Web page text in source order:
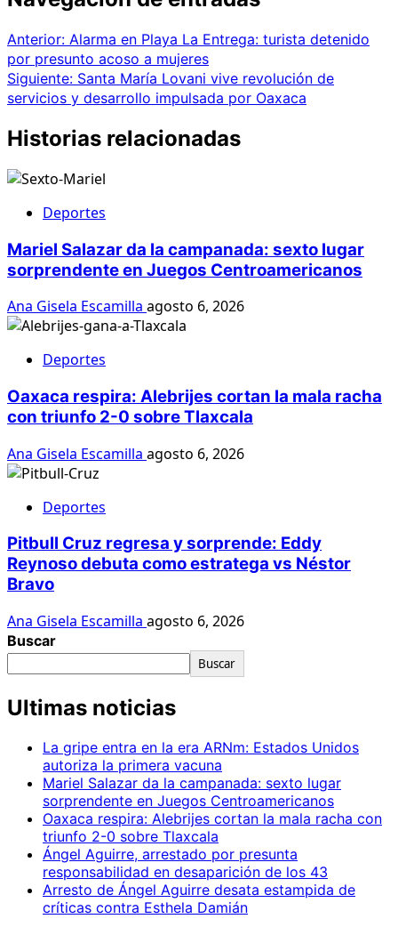
Anterior: Alarma en Playa La Entrega: turista detenido
por presunto acoso a mujeres
Siguiente: Santa María Lovani vive revolución de
servicios y desarrollo impulsada por Oaxaca
Historias relacionadas
Deportes
Mariel Salazar da la campanada: sexto lugar
sorprendente en Juegos Centroamericanos
Ana Gisela Escamilla agosto 6, 2026
Deportes
Oaxaca respira: Alebrijes cortan la mala racha
con triunfo 2-0 sobre Tlaxcala
Ana Gisela Escamilla agosto 6, 2026
Deportes
Pitbull Cruz regresa y sorprende: Eddy
Reynoso debuta como estratega vs Néstor
Bravo
Ana Gisela Escamilla agosto 6, 2026
Buscar
Buscar
Ultimas noticias
La gripe entra en la era ARNm: Estados Unidos
autoriza la primera vacuna
Mariel Salazar da la campanada: sexto lugar
sorprendente en Juegos Centroamericanos
Oaxaca respira: Alebrijes cortan la mala racha con
triunfo 2-0 sobre Tlaxcala
Ángel Aguirre, arrestado por presunta
responsabilidad en desaparición de los 43
Arresto de Ángel Aguirre desata estampida de
críticas contra Esthela Damián